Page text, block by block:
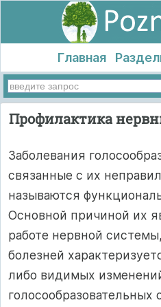
Главная
Профилактика
Заболевания
связанные с их
называются
Основной причиной их
работе нервной
болезней
либо видимых
голосообразовательных